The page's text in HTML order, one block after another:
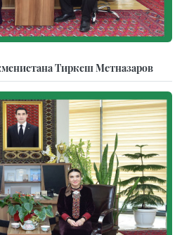
Тиркеш Мeтназаров